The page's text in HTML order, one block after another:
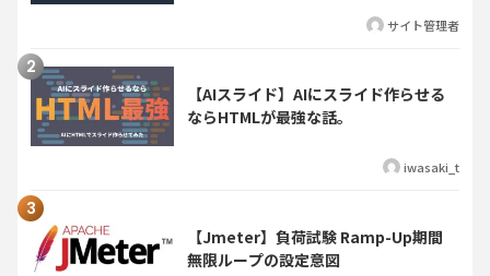
サイト管理者
【AIスライド】AIにスライド作らせる
ならHTMLが最強な話。
iwasaki_t
【Jmeter】負荷試験 Ramp-Up期間
無限ループの設定意図